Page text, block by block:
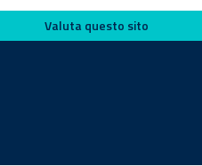
Valuta questo sito